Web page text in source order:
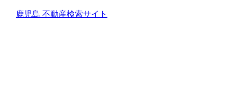
鹿児島 不動産検索サイト